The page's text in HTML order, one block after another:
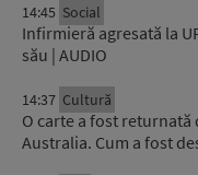
14:45 Social
Infirmieră agresată la
său | AUDIO
14:37 Cultură
O carte a fost
Australia. Cum a fost